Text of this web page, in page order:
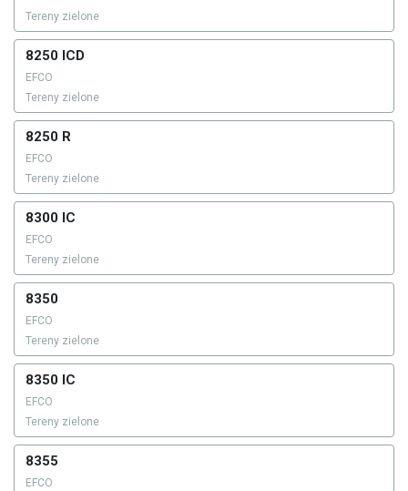
Tereny zielone
8250 ICD
EFCO
Tereny zielone
8250 R
EFCO
Tereny zielone
8300 IC
EFCO
Tereny zielone
8350
EFCO
Tereny zielone
8350 IC
EFCO
Tereny zielone
8355
EFCO